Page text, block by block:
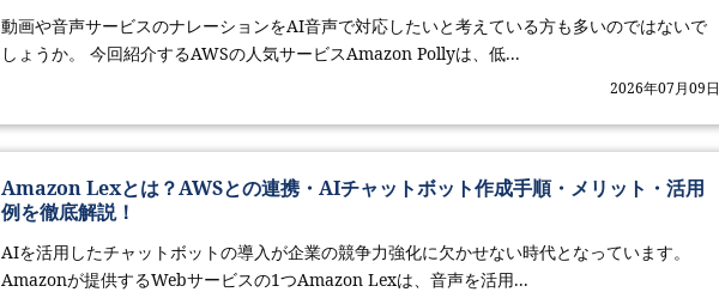
動画や音声サービスのナレーションをAI音声で対応したいと考えている方も多いのではないで
しょうか。 今回紹介するAWSの人気サービスAmazon Pollyは、低...
2026年07月09日
Amazon Lexとは？AWSとの連携・AIチャットボット作成手順・メリット・活用
例を徹底解説！
AIを活用したチャットボットの導入が企業の競争力強化に欠かせない時代となっています。
Amazonが提供するWebサービスの1つAmazon Lexは、音声を活用...